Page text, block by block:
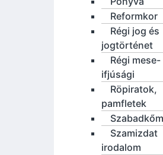
Reformkor
Régi jog és
jogtörténet
Régi mese-
ifjúsági
Röpiratok,
pamfletek
Szamizdat
irodalom